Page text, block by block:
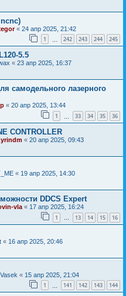
« 24 апр 2025, 21:42
1 242 243 244 245
5.5
« 23 апр 2025, 16:37
самодельного лазерного
« 20 апр 2025, 13:44
1 33 34 35 36
CONTROLLER
« 20 апр 2025, 09:43
« 19 апр 2025, 14:30
DDCS Expert
vla « 17 апр 2025, 16:24
1 … 13 14 15 16
« 16 апр 2025, 20:46
« 15 апр 2025, 21:04
1 141 142 143 144